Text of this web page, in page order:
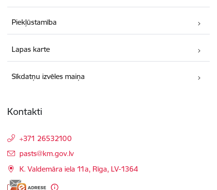
Piekļūstamība
Lapas karte
Sīkdatņu izvēles maiņa
Kontakti
+371 26532100
E-pasts:
pasts@km.gov.lv
K. Valdemāra iela 11a, Rīga, LV-1364